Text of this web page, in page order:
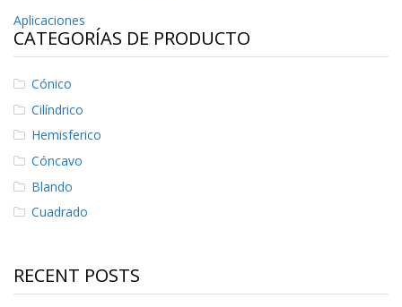
l
i
c
c
i
n
e
s
E
q
v
a
Navegación
de
entradas
Aplicaciones
CATEGORÍAS DE PRODUCTO
Cónico
Cilíndrico
Hemisferico
Cóncavo
Blando
Cuadrado
RECENT POSTS